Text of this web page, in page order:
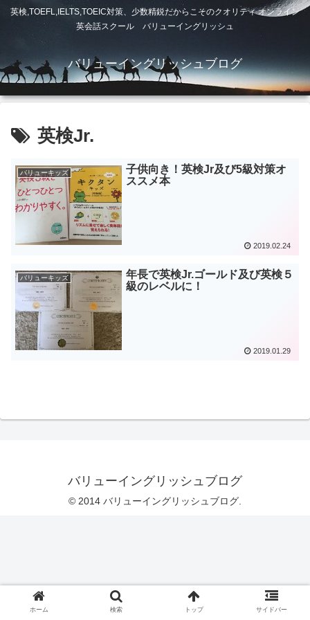
英検,TOEFL,IELTS,TOEIC対策、少数精鋭だからこそのクオリティ オンライン
英会話スクール バリューイングリッシュ
バリューイングリッシュブログ
英検Jr.
バリューキッズ
子供向き！英検Jr及び5級対策オ
ススメ本
2019.02.24
バリューキッズ
年長で英検Jr.ゴールド及び英検５
級のレベルに！
2019.01.29
バリューイングリッシュブログ
© 2014 バリューイングリッシュブログ.
ホーム 検索 トップ サイドバー